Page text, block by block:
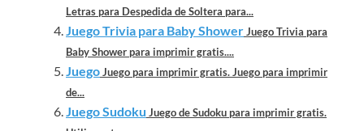
Letras para Despedida de Soltera para...
Juego Trivia para Baby ShowerJuego Trivia para
Baby Shower para imprimir gratis....
JuegoJuego para imprimir gratis. Juego para imprimir
de...
Juego Sudoku Juego de Sudoku para imprimir gratis.